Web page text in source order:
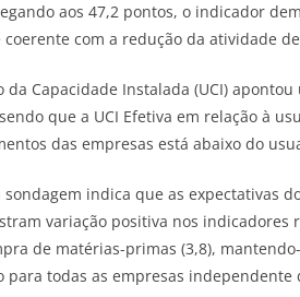
aos 47,2 pontos, o indicador
com a redução da atividade
Capacidade Instalada (UCI)
que a UCI Efetiva em relação à
das empresas está abaixo do
indica que as expectativas
variação positiva nos
de matérias-primas (3,8),
para todas as empresas independente